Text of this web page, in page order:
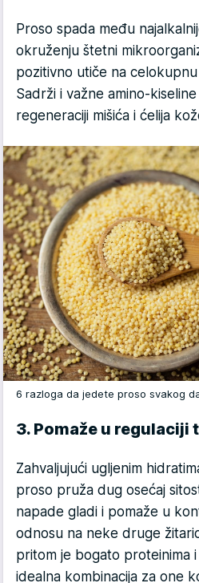
Proso spada među
okruženju štetni
pozitivno utiče na
Sadrži i važne amino-
regeneraciji mišića i ćelija
6 razloga da jedete proso svakog
3. Pomaže u regulaciji
Zahvaljujući ugljenim
proso pruža dug osećaj
napade gladi i pomaže u
odnosu na neke druge
pritom je bogato proteinima
idealna kombinacija za one